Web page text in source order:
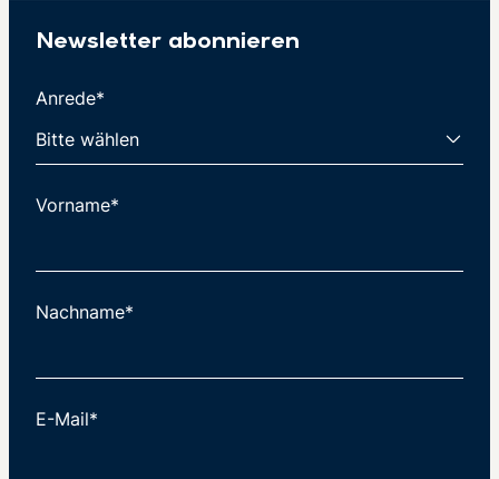
Newsletter abonnieren
Anrede*
Vorname*
Nachname*
E-Mail*